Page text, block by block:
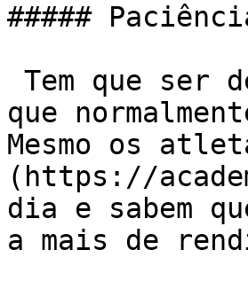
#####
que
Mesmo os
(https://
dia e sabem
a mais de